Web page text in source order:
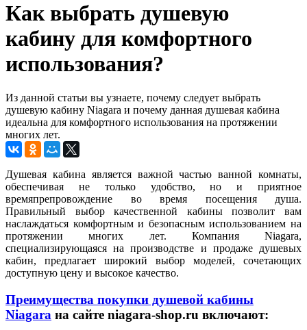
Как выбрать душевую
кабину для комфортного
использования?
Из данной статьи вы узнаете, почему следует выбрать
душевую кабину Niagara и почему данная душевая кабина
идеальна для комфортного использования на протяжении
многих лет.
Душевая кабина является важной частью ванной комнаты,
обеспечивая не только удобство, но и приятное
времяпрепровождение во время посещения душа.
Правильный выбор качественной кабины позволит вам
наслаждаться комфортным и безопасным использованием на
протяжении многих лет. Компания Niagara,
специализирующаяся на производстве и продаже душевых
кабин, предлагает широкий выбор моделей, сочетающих
доступную цену и высокое качество.
Преимущества покупки душевой кабины
Niagara на сайте niagara-shop.ru включают: